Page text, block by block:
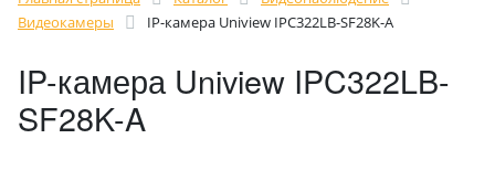
Видеокамеры
IP-камера Uniview IPC322LB-SF28K-A
IP-камера Uniview IPC322LB-
SF28K-A